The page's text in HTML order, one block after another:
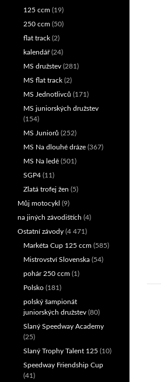
125 ccm (19)
250 ccm (50)
flat track (2)
kalendář(24)
MS družstev (281)
MS flat track (2)
MS Jednotlivců (171)
MS juniorských družstev
(154)
MS Juniorů (252)
MS Na dlouhé dráze (367)
MS Na ledě (501)
SGP4 (11)
Zlatá trofej žen (5)
Můj motocykl (9)
na jiných závodištích (4)
Ostatní závody (4 471)
Markéta Cup 125 ccm (585)
Mistrovství Slovenska (54)
pohár 250 ccm (1)
Polsko (181)
polský šampionát
juniorských družstev (80)
Slaný Speedway Academy
(25)
Slaný Trophy Talent 125 (10)
Speedway Friendship Cup
(41)